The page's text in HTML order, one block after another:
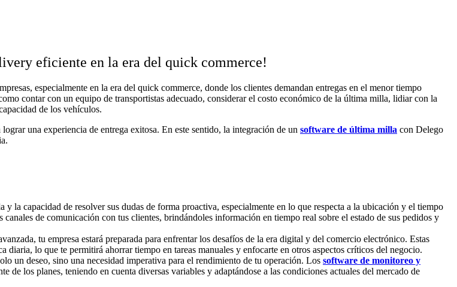
eficiente en la era del quick commerce!
especialmente en la era del quick commerce, donde los clientes demandan entregas en el menor tiempo
contar con un equipo de transportistas adecuado, considerar el costo económico de la última milla, lidiar con la
de los vehículos.
una experiencia de entrega exitosa. En este sentido, la integración de un software de última milla con Delego
la capacidad de resolver sus dudas de forma proactiva, especialmente en lo que respecta a la ubicación y el tiempo
de comunicación con tus clientes, brindándoles información en tiempo real sobre el estado de sus pedidos y
tu empresa estará preparada para enfrentar los desafíos de la era digital y del comercio electrónico. Estas
diaria, lo que te permitirá ahorrar tiempo en tareas manuales y enfocarte en otros aspectos críticos del negocio.
un deseo, sino una necesidad imperativa para el rendimiento de tu operación. Los software de monitoreo y
de los planes, teniendo en cuenta diversas variables y adaptándose a las condiciones actuales del mercado de